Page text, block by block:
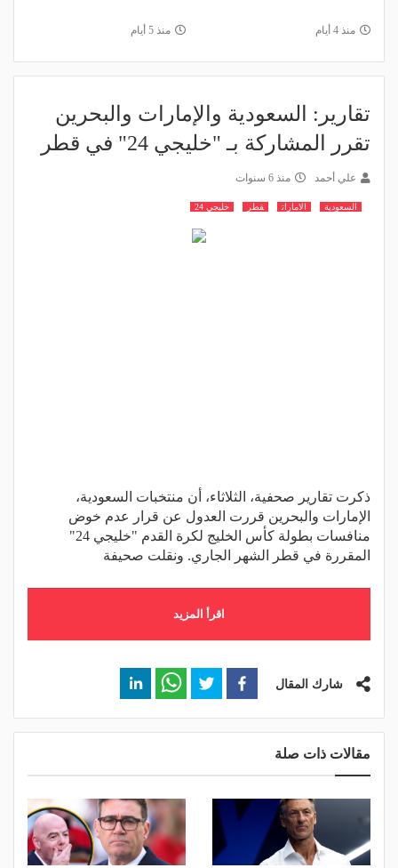
منذ 4 أيام منذ 5 أيام
تقارير: السعودية والإمارات والبحرين
تقرر المشاركة بـ "خليجي 24" في قطر
علي أحمد منذ 6 سنوات
السعودية الامارات قطر خليجي 24
ذكرت تقارير صحفية، الثلاثاء، أن منتخبات السعودية،
الإمارات والبحرين قررت العدول عن قرار عدم خوض
منافسات بطولة كأس الخليج لكرة القدم "خليجي 24"
المقررة في قطر الشهر الجاري. ونقلت صحيفة
اقرأ المزيد
شارك المقال
مقالات ذات صلة